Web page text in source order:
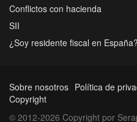
Conflictos con hacienda
SII
¿Soy residente fiscal en España?
Sobre nosotros Política de
Copyright
© 2012-2026 Copyright por